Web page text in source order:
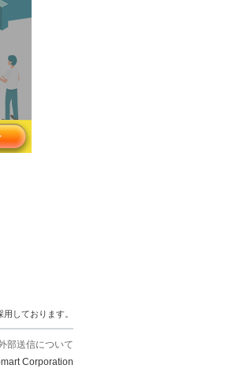
しております。
部送信について
Corporation